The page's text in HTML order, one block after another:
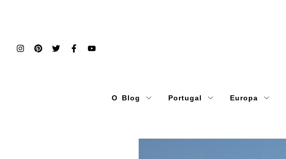
O Blog Portugal Europa